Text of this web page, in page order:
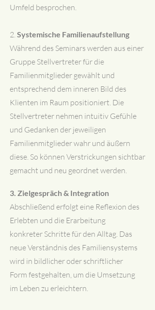
Umfeld besprochen.
2. Systemische Familienaufstellung
Während des Seminars werden aus einer
Gruppe Stellvertreter für die
Familienmitglieder gewählt und
entsprechend dem inneren Bild des
Klienten im Raum positioniert. Die
Stellvertreter nehmen intuitiv Gefühle
und Gedanken der jeweiligen
Familienmitglieder wahr und äußern
diese. So können Verstrickungen sichtbar
gemacht und neu geordnet werden.
3. Zielgespräch & Integration
Abschließend erfolgt eine Reflexion des
Erlebten und die Erarbeitung
konkreter Schritte für den Alltag. Das
neue Verständnis des Familiensystems
wird in bildlicher oder schriftlicher
Form festgehalten, um die Umsetzung
im Leben zu erleichtern.